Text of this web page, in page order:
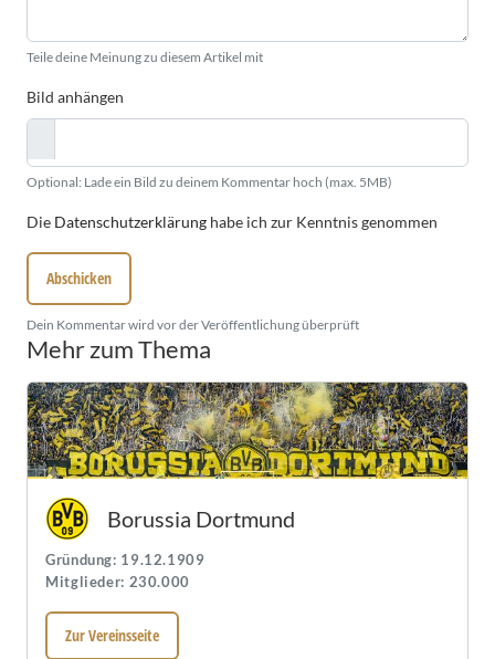
Teile deine Meinung zu diesem Artikel mit
Bild anhängen
Optional: Lade ein Bild zu deinem Kommentar hoch (max. 5MB)
Die Datenschutzerklärung habe ich zur Kenntnis genommen
Abschicken
Dein Kommentar wird vor der Veröffentlichung überprüft
Mehr zum Thema
Borussia Dortmund
Gründung: 19.12.1909
Mitglieder: 230.000
Zur Vereinsseite